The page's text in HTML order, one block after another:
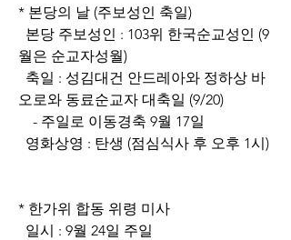
* 본당의 날 (주보성인 축일)
본당 주보성인 : 103위 한국순교성인 (9
월은 순교자성월)
축일 : 성김대건 안드레아와 정하상 바
오로와 동료순교자 대축일 (9/20)
- 주일로 이동경축 9월 17일
영화상영 : 탄생 (점심식사 후 오후 1시)
* 한가위 합동 위령 미사
일시 : 9월 24일 주일